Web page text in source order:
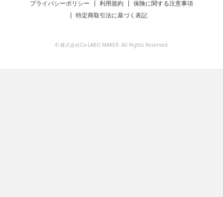
プライバシーポリシー 利用規約
保険に関する注意事項
特定商取引法に基づく表記
© 株式会社Co-LABO MAKER. All Rights Reserved.